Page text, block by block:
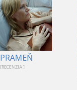
PRAMEŇ
[RECENZIA ]